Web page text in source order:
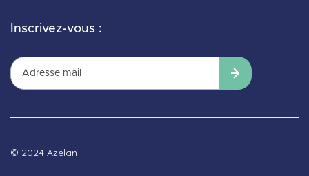
Inscrivez-vous :
© 2024 Azélan